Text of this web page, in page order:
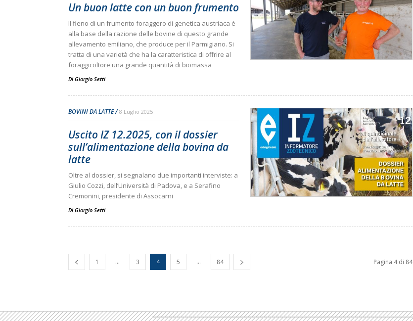
Un buon latte con un buon frumento
Il fieno di un frumento foraggero di genetica austriaca è
alla base della razione delle bovine di questo grande
allevamento emiliano, che produce per il Parmigiano. Si
tratta di una varietà che ha la caratteristica di offrire al
foraggicoltore una grande quantità di biomassa
Di Giorgio Setti
BOVINI DA LATTE 8 Luglio 2025
Uscito IZ 12.2025, con il dossier
sull’alimentazione della bovina da
latte
Oltre al dossier, si segnalano due importanti interviste: a
Giulio Cozzi, dell’Università di Padova, e a Serafino
Cremonini, presidente di Assocarni
Di Giorgio Setti
1 ... 3 4 5 ... 84 Pagina 4 di 84